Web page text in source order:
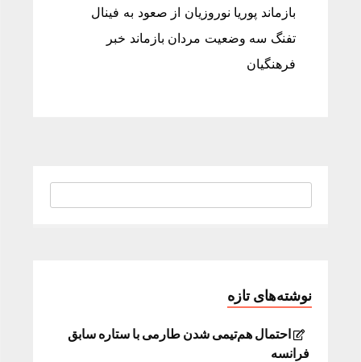
بازماند پوریا نوروزیان از صعود به فینال
تفنگ سه وضعیت مردان بازماند خبر
فرهنگیان
نوشته‌های تازه
احتمال هم‌تیمی شدن طارمی با ستاره سابق
فرانسه